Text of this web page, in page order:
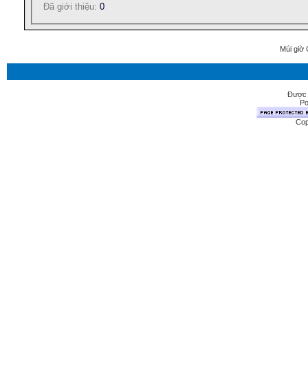
Ðã giới thiệu: 0
Múi giờ
Được